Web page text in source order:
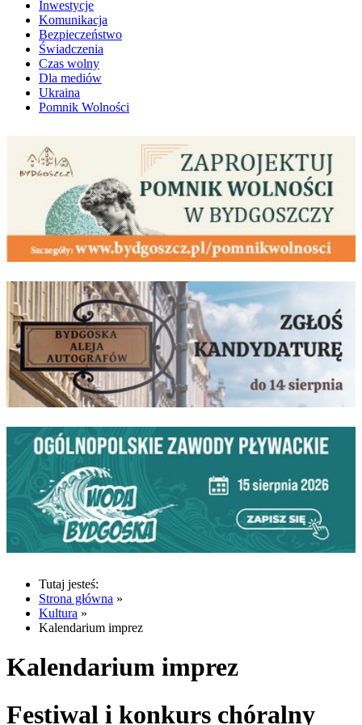
Inwestycje
Komunikacja
Bezpieczeństwo
Świadczenia
Czas wolny
Dla mediów
Ukraina
Pomnik Wolności
Tutaj jesteś:
Strona główna »
Kultura »
Kalendarium imprez
Kalendarium imprez
Festiwal i konkurs chóralny